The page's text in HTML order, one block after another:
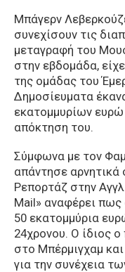
Μπάγερν
συνεχίσουν τις
μεταγραφή του
στην εβδομάδα,
της ομάδας του
Δημοσίευματα
εκατομμυρίων ευρώ
απόκτηση του.
Σύμφωνα με τον
απάντησε
Ρεπορτάζ στην
Mail» αναφέρει πως
50 εκατομμύρια
24χρονου. Ο ίδιος ο
στο Μπέρμιγχαμ
για την συνέχεια